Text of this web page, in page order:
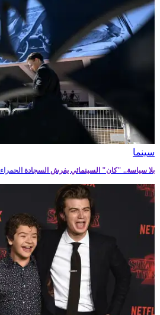
سينما
بلا سياسة.. "كان" السينمائي يفرش السجادة الحمراء لـ22 فيلما